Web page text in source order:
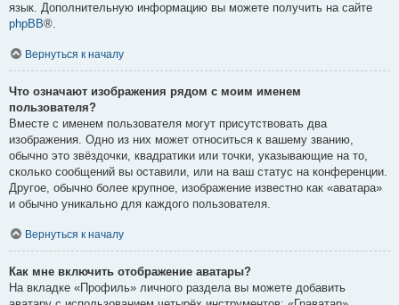
язык. Дополнительную информацию вы можете получить на сайте
phpBB®.
Вернуться к началу
Что означают изображения рядом с моим именем
пользователя?
Вместе с именем пользователя могут присутствовать два
изображения. Одно из них может относиться к вашему званию,
обычно это звёздочки, квадратики или точки, указывающие на то,
сколько сообщений вы оставили, или на ваш статус на конференции.
Другое, обычно более крупное, изображение известно как «аватара»
и обычно уникально для каждого пользователя.
Вернуться к началу
Как мне включить отображение аватары?
На вкладке «Профиль» личного раздела вы можете добавить